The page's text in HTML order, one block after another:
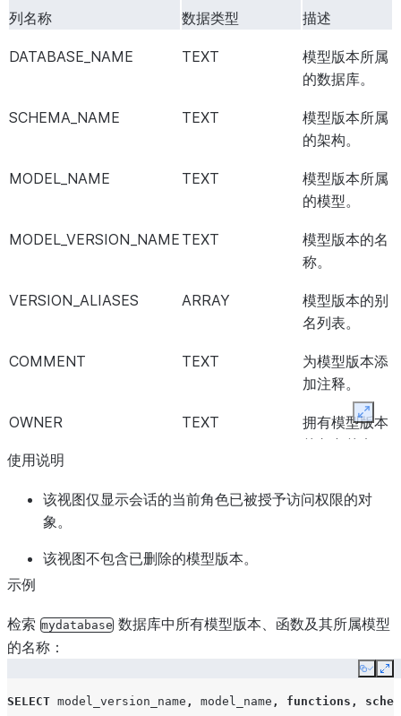
列名称 数据类型 描述
DATABASE_NAME TEXT
模型版本所属
的数据库。
SCHEMA_NAME TEXT
模型版本所属
的架构。
MODEL_NAME TEXT
模型版本所属
的模型。
MODEL_VERSION_NAME TEXT
模型版本的名
称。
VERSION_ALIASES ARRAY
模型版本的别
名列表。
COMMENT TEXT
为模型版本添
加注释。
OWNER TEXT
拥有模型版本
的角色的名
CREATED TIMESTAMP_LTZ模型版本的创
LAST_ALTERED
时间。
模型版本中的
函数。
使用说明
该视图仅显示会话的当前角色已被授予访问权限的对
象。
该视图不包含已删除的模型版本。
示例
检索 mydatabase 数据库中所有模型版本、函数及其所属模型
的名称：
Copy
SELECT model_version_name , model_name , functions ,